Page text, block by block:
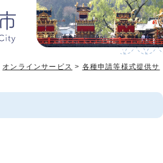
オンラインサービス > 各種申請等様式提供サ